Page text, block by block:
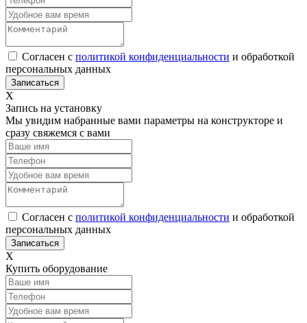
Согласен с политикой конфиденциальности и обработкой
персональных данных
Х
Запись на установку
Мы увидим набранные вами параметры на конструкторе и
сразу свяжемся с вами
Согласен с политикой конфиденциальности и обработкой
персональных данных
Х
Купить оборудование